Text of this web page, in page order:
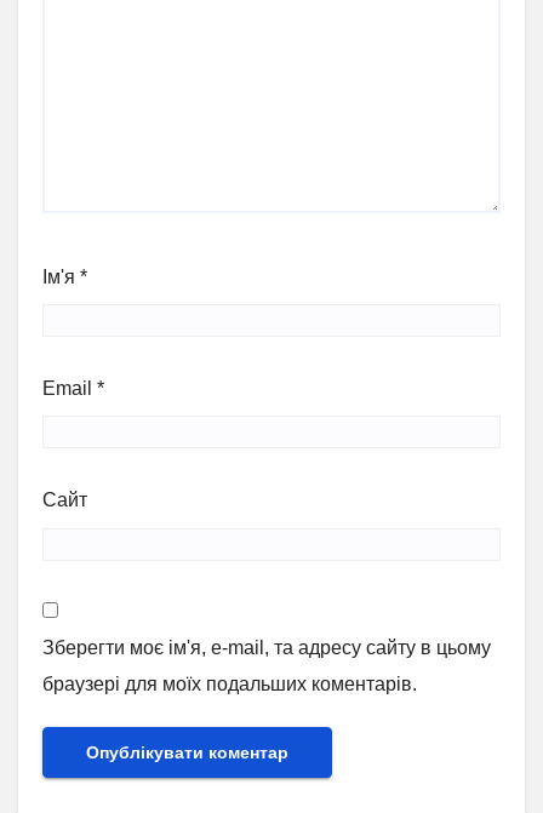
Ім'я *
Email *
Сайт
Зберегти моє ім'я, e-mail, та адресу сайту в цьому
браузері для моїх подальших коментарів.